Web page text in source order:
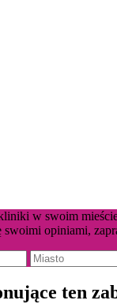
w swoim
swoimi opiniami,
ten